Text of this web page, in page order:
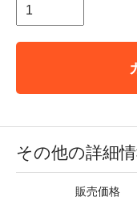
その他の詳細
販売価格